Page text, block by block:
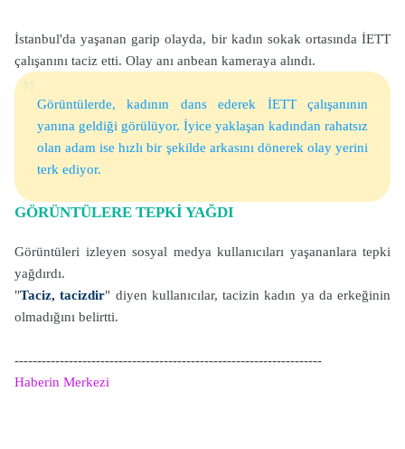
İstanbul'da yaşanan garip olayda, bir kadın sokak ortasında İETT
çalışanını taciz etti. Olay anı anbean kameraya alındı.
Görüntülerde, kadının dans ederek İETT çalışanının
yanına geldiği görülüyor. İyice yaklaşan kadından rahatsız
olan adam ise hızlı bir şekilde arkasını dönerek olay yerini
terk ediyor.
GÖRÜNTÜLERE TEPKİ YAĞDI
Görüntüleri izleyen sosyal medya kullanıcıları yaşananlara tepki
yağdırdı.
"Taciz, tacizdir" diyen kullanıcılar, tacizin kadın ya da erkeğinin
olmadığını belirtti.
--------------------------------------------------------------------
Haberin Merkezi